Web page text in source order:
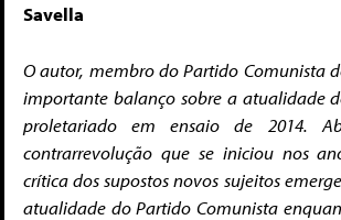
Savella
O autor, membro do Partido Comunista
importante balanço sobre a atualidade
proletariado em ensaio de 2014.
contrarrevolução que se iniciou nos
crítica dos supostos novos sujeitos
atualidade do Partido Comunista